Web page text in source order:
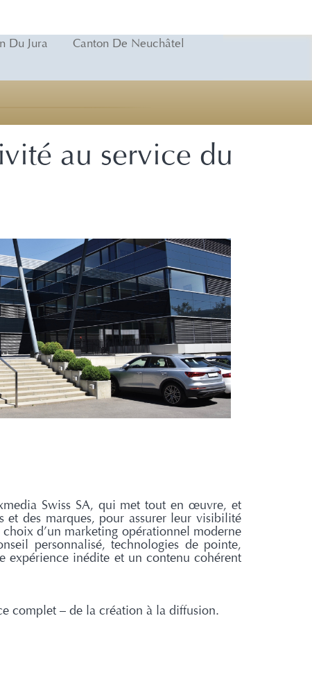
Du Jura
Canton De Neuchâtel
au service du
Swiss SA, qui met tout en œuvre, et
et des marques, pour assurer leur visibilité
d’un marketing opérationnel moderne
personnalisé, technologies de pointe,
expérience inédite et un contenu cohérent
complet – de la création à la diffusion.